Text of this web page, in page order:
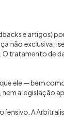
e artigos)
não exclusiva,
O tratamento de
ele — bem
a legislação
A